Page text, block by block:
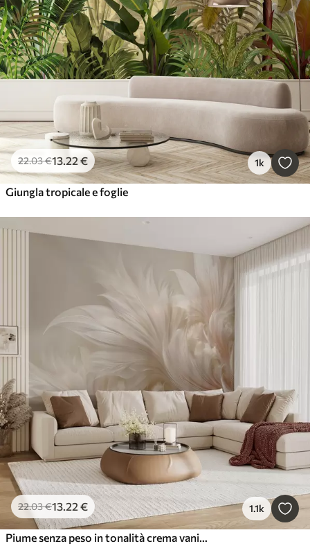
22.03€13.22€ 1k
Giungla tropicale e foglie
22.03€13.22 € 1.1k
Piume senza peso in tonalità crema vaniglia